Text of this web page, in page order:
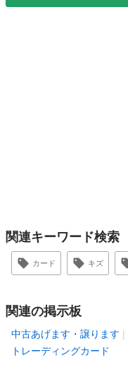
関連キーワード検索
カード キズ
関連の掲示板
中古あげます・譲ります
トレーディングカード